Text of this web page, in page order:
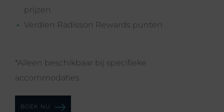
prijzen
Verdien Radisson Rewards punten
*Alleen beschikbaar bij specifieke
accommodaties.
BOEK NU